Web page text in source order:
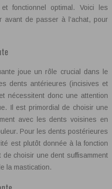
fonctionnel optimal. Voici les
avant de passer à l’achat, pour
joue un rôle crucial dans le
dents antérieures (incisives et
nécessitent donc une attention
Il est primordial de choisir une
avec les dents voisines en
Pour les dents postérieures
est plutôt donnée à la fonction
choisir une dent suffisamment
la mastication.